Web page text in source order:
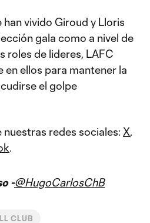
vivido Giroud y Lloris
gala como a nivel de
roles de lideres, LAFC
en ellos para mantener la
el golpe
nuestras redes sociales: X,
.
-@HugoCarlosChB
CLUB